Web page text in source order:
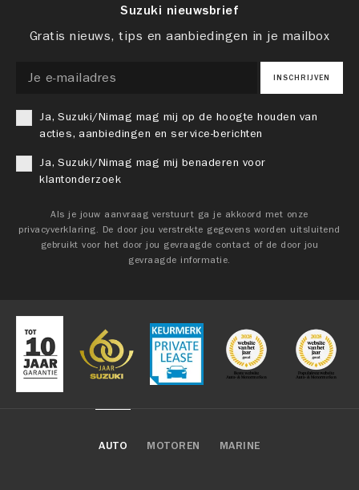
Suzuki nieuwsbrief
Gratis nieuws, tips en aanbiedingen in je mailbox
INSCHRIJVEN
Ja, Suzuki/Nimag mag mij op de hoogte houden van
acties, aanbiedingen en service-berichten
Ja, Suzuki/Nimag mag mij benaderen voor
klantonderzoek
Als je jouw aanvraag verstuurt ga je akkoord met onze
privacyverklaring. De door jou verstrekte gegevens worden uitsluitend
gebruikt voor het door jou gevraagde contact of de door jou
gevraagde informatie.
AUTO MOTOREN MARINE